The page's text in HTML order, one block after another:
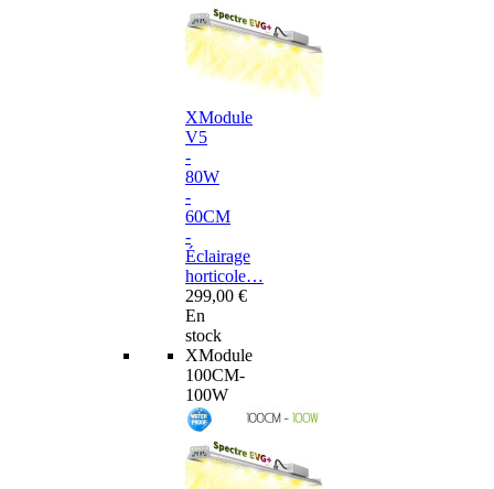
XModule
V5
-
80W
-
60CM
-
Éclairage
horticole…
299,00 €
En
stock
XModule
100CM-
100W